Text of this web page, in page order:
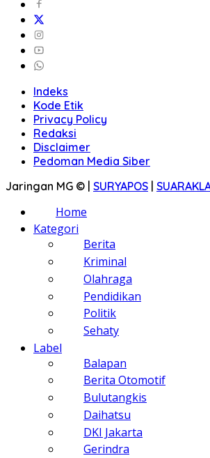
Indeks
Kode Etik
Privacy Policy
Redaksi
Disclaimer
Pedoman Media Siber
Jaringan MG © | SURYAPOS |
Home
Kategori
Berita
Kriminal
Olahraga
Pendidikan
Politik
Sehaty
Label
Balapan
Berita Otomotif
Bulutangkis
Daihatsu
DKI Jakarta
Gerindra